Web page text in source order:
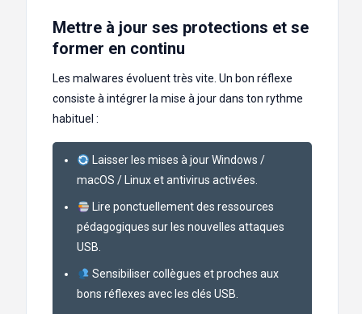
Mettre à jour ses protections et se
former en continu
Les malwares évoluent très vite. Un bon réflexe
consiste à intégrer la mise à jour dans ton rythme
habituel :
Laisser les mises à jour Windows /
macOS / Linux et antivirus activées.
Lire ponctuellement des ressources
pédagogiques sur les nouvelles attaques
USB.
Sensibiliser collègues et proches aux
bons réflexes avec les clés USB.